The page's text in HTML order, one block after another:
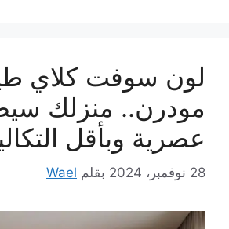
لون سوفت كلاي
مودرن.. منزلك
عصرية وبأقل
28 نوفمبر، 2024 بقلم Wael